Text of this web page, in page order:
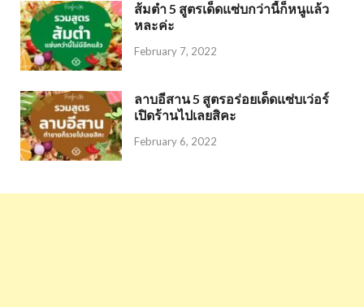
ส้มตำ 5 สูตรเด็ดแซ่บกว่านี้ก็หนูแล้ว
หละค่ะ
February 7, 2022
ลาบอีสาน 5 สูตรอร่อยเด็ดแซ่บเว่อร์
เปิดร้านไปเลยสิคะ
February 6, 2022